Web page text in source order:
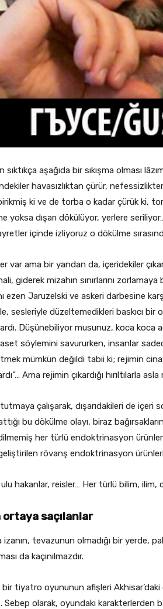
sıktıkça aşağıda bir sıkışma olması
havasızlıktan çürür,
ki ve de torba o kadar çürük ki,
yoksa dışarı dökülüyor, yerlere
içinde izliyoruz o dökülme
var ama bir yandan da, içeridekiler
giderek mizahın sınırlarını
ezen Jaruzelski ve askeri darbesine
sesleriyle düzeltemedikleri baskıcı bir
Düşünebiliyor musunuz, koca
söylemini savururken, insanlar
mümkün değildi tabii ki; rejimin
Ama rejimin çıkardığı hırıltılarla
çalışarak, dışarıdakileri de içeri
bu dökülme olayı, biraz
her türlü endoktrinasyon
rövanş endoktrinasyon ürünleri,
hakanlar, reisler… Her türlü bilim,
saçılanlar
tevazunun olmadığı bir yerde,
da kaçınılmazdır.
bir tiyatro oyununun afişleri
olarak, oyundaki karakterlerden